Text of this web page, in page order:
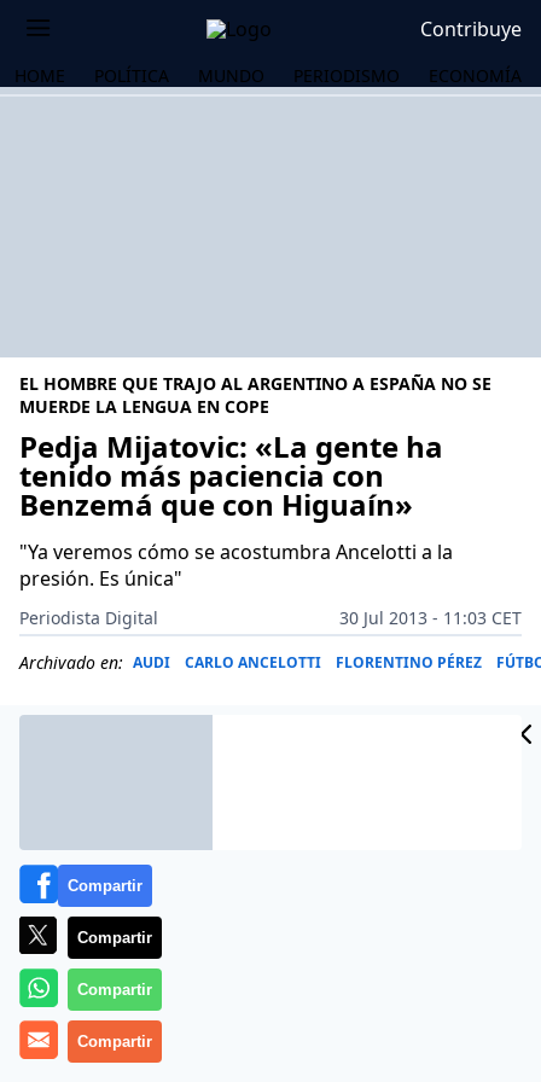
Contribuye
HOME POLÍTICA MUNDO PERIODISMO ECONOMÍA
EL HOMBRE QUE TRAJO AL ARGENTINO A ESPAÑA NO SE
MUERDE LA LENGUA EN COPE
Pedja Mijatovic: «La gente ha
tenido más paciencia con
Benzemá que con Higuaín»
"Ya veremos cómo se acostumbra Ancelotti a la
presión. Es única"
Periodista Digital
30 Jul 2013 - 11:03 CET
Archivado en: AUDI CARLO ANCELOTTI FLORENTINO PÉREZ
El ex director deportivo del Real Madrid, Pedja
Compartir
Compartir
Compartir
Compartir